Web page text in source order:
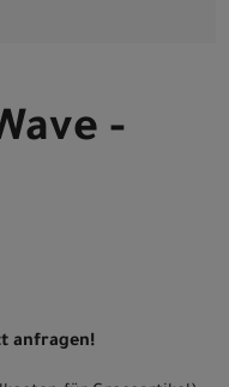
-
anfragen!